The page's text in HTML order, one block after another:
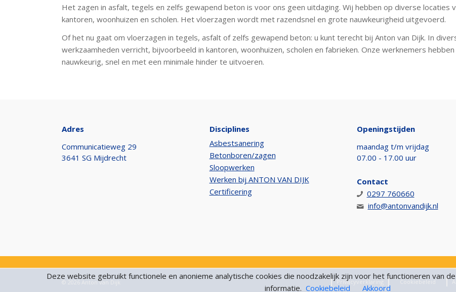
Het zagen in asfalt, tegels en zelfs gewapend beton is voor ons geen uitdaging. Wij hebben op diverse locaties
kantoren, woonhuizen en scholen. Het vloerzagen wordt met razendsnel en grote nauwkeurigheid uitgevoerd.
Of het nu gaat om vloerzagen in tegels, asfalt of zelfs gewapend beton: u kunt terecht bij Anton van Dijk. In
werkzaamheden verricht, bijvoorbeeld in kantoren, woonhuizen, scholen en fabrieken. Onze werknemers
nauwkeurig, snel en met een minimale hinder te uitvoeren.
Adres
Communicatieweg 29
3641 SG Mijdrecht
Disciplines
Asbestsanering
Betonboren/zagen
Sloopwerken
Werken bij ANTON VAN DIJK
Certificering
Openingstijden
maandag t/m vrijdag
07.00 - 17.00 uur
Contact
0297 760660
info@antonvandijk.nl
© 2026 Anton van Dijk Privacyverklaring Cookiebeleid
Deze website gebruikt functionele en anonieme analytische cookies die noodzakelijk zijn voor het functioneren van
informatie. Cookiebeleid Akkoord